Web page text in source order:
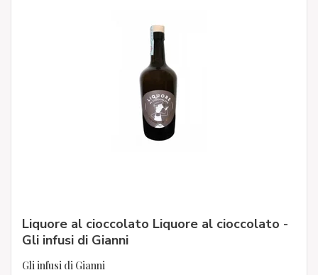
Liquore al cioccolato Liquore al cioccolato -
Gli infusi di Gianni
Gli infusi di Gianni